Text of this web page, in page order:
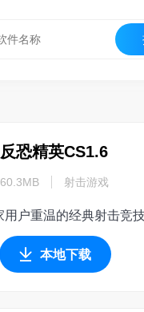
反恐精英CS1.6
60.3MB 射击游戏
本地下载